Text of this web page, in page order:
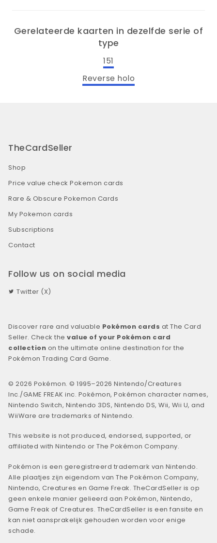
Gerelateerde kaarten in dezelfde serie of
type
151
Reverse holo
TheCardSeller
Shop
Price value check Pokemon cards
Rare & Obscure Pokemon Cards
My Pokemon cards
Subscriptions
Contact
Follow us on social media
Twitter (X)
Discover rare and valuable Pokémon cards at The Card
Seller. Check thevalue of your Pokémon card
collection on the ultimate online destination for the
Pokémon Trading Card Game.
© 2026 Pokémon. © 1995–2026 Nintendo/Creatures
Inc./GAME FREAK inc. Pokémon, Pokémon character names,
Nintendo Switch, Nintendo 3DS, Nintendo DS, Wii, Wii U, and
WiiWare are trademarks of Nintendo.
This website is not produced, endorsed, supported, or
affiliated with Nintendo or The Pokémon Company.
Pokémon is een geregistreerd trademark van Nintendo.
Alle plaatjes zijn eigendom van The Pokémon Company,
Nintendo, Creatures en Game Freak. TheCardSeller is op
geen enkele manier gelieerd aan Pokémon, Nintendo,
Game Freak of Creatures. TheCardSeller is een fansite en
kan niet aansprakelijk gehouden worden voor enige
schade.